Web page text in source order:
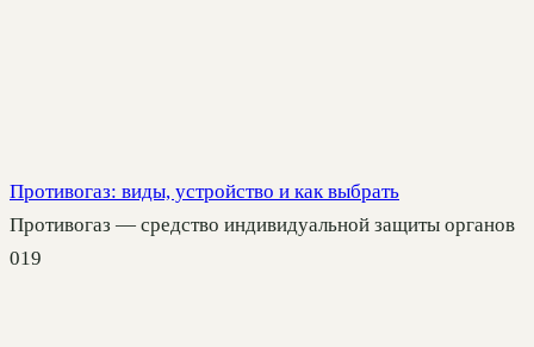
Противогаз: виды, устройство и как выбрать
Противогаз — средство индивидуальной защиты органов
019